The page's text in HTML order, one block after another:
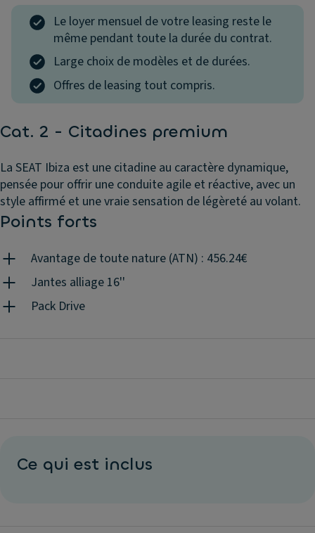
Le loyer mensuel de votre leasing reste le
même pendant toute la durée du contrat.
Large choix de modèles et de durées.
Offres de leasing tout compris.
Cat. 2 - Citadines premium
La SEAT Ibiza est une citadine au caractère dynamique,
pensée pour offrir une conduite agile et réactive, avec un
style affirmé et une vraie sensation de légèreté au volant.
Points forts
Avantage de toute nature (ATN) : 456.24€
Jantes alliage 16''
Pack Drive
Ce qui est inclus